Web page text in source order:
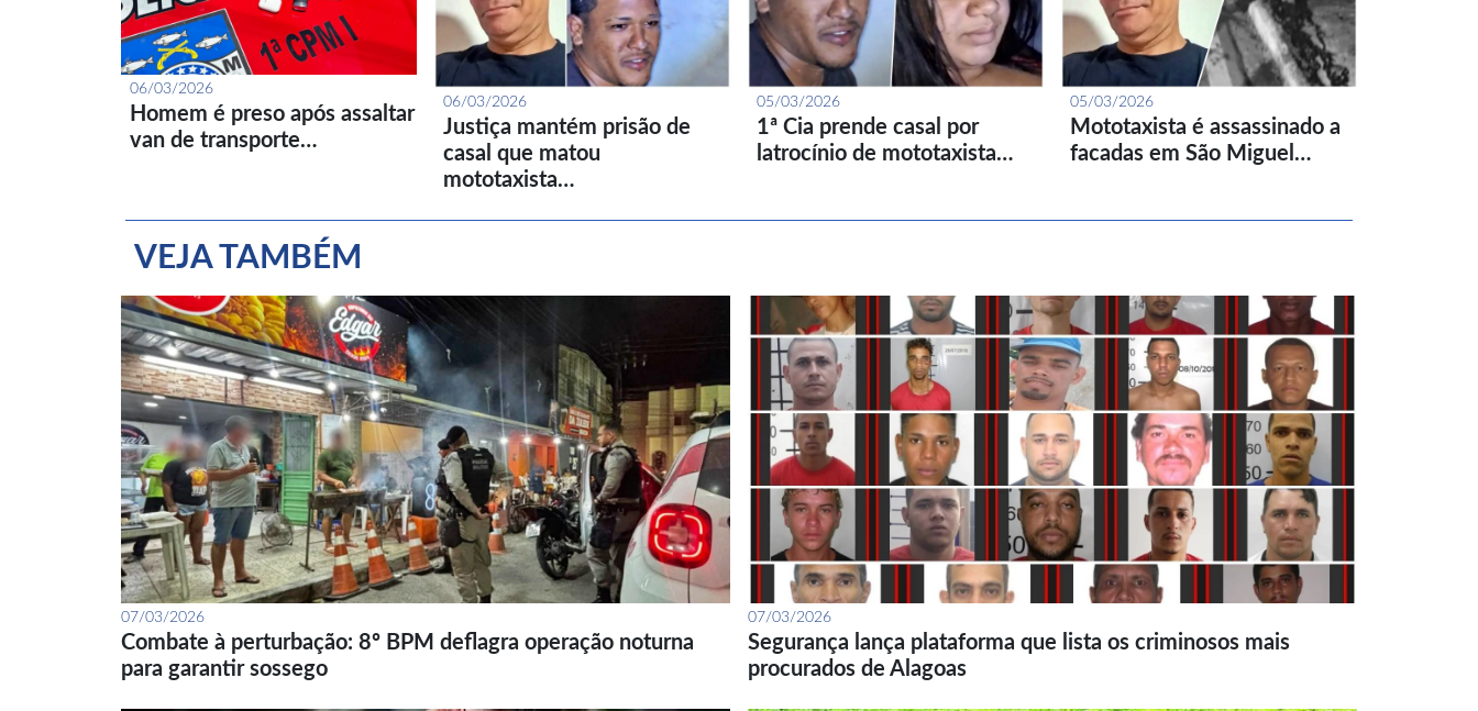
06/03/2026
Homem é preso após assaltar
van de transporte…
06/03/2026
Justiça mantém prisão de
casal que matou
mototaxista…
05/03/2026
1ª Cia prende casal por
latrocínio de mototaxista…
05/03/2026
Mototaxista é assassinado a
facadas em São Miguel…
VEJA TAMBÉM
07/03/2026
Combate à perturbação: 8º BPM deflagra operação noturna
para garantir sossego
07/03/2026
Segurança lança plataforma que lista os criminosos mais
procurados de Alagoas